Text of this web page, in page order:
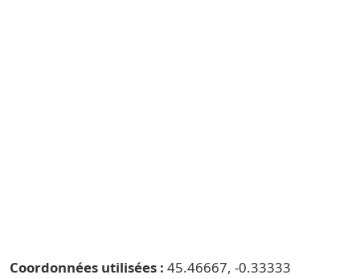
Coordonnées utilisées : 45.46667, -0.33333